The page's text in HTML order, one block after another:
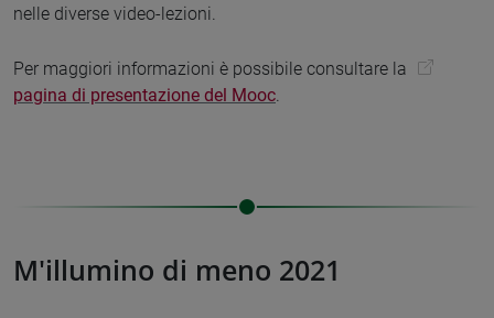
nelle diverse video-lezioni.
Per maggiori informazioni è possibile consultare la
pagina di presentazione del Mooc.
M'illumino di meno 2021